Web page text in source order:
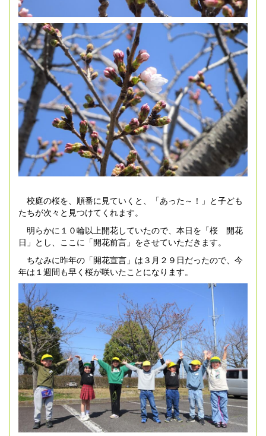
校庭の桜を、順番に見ていくと、「あった～！」と子ども
たちが次々と見つけてくれます。
明らかに１０輪以上開花していたので、本日を「桜 開花
日」とし、ここに「開花前言」をさせていただきます。
ちなみに昨年の「開花宣言」は３月２９日だったので、今
年は１週間も早く桜が咲いたことになります。